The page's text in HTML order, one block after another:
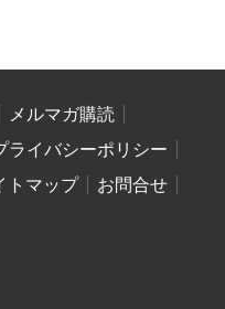
メルマガ購読
ライバシーポリシー
トマップ
お問合せ